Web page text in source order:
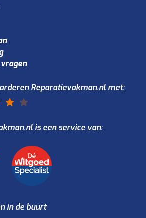
Reparatievakman.nl met:
is een service van:
in de buurt